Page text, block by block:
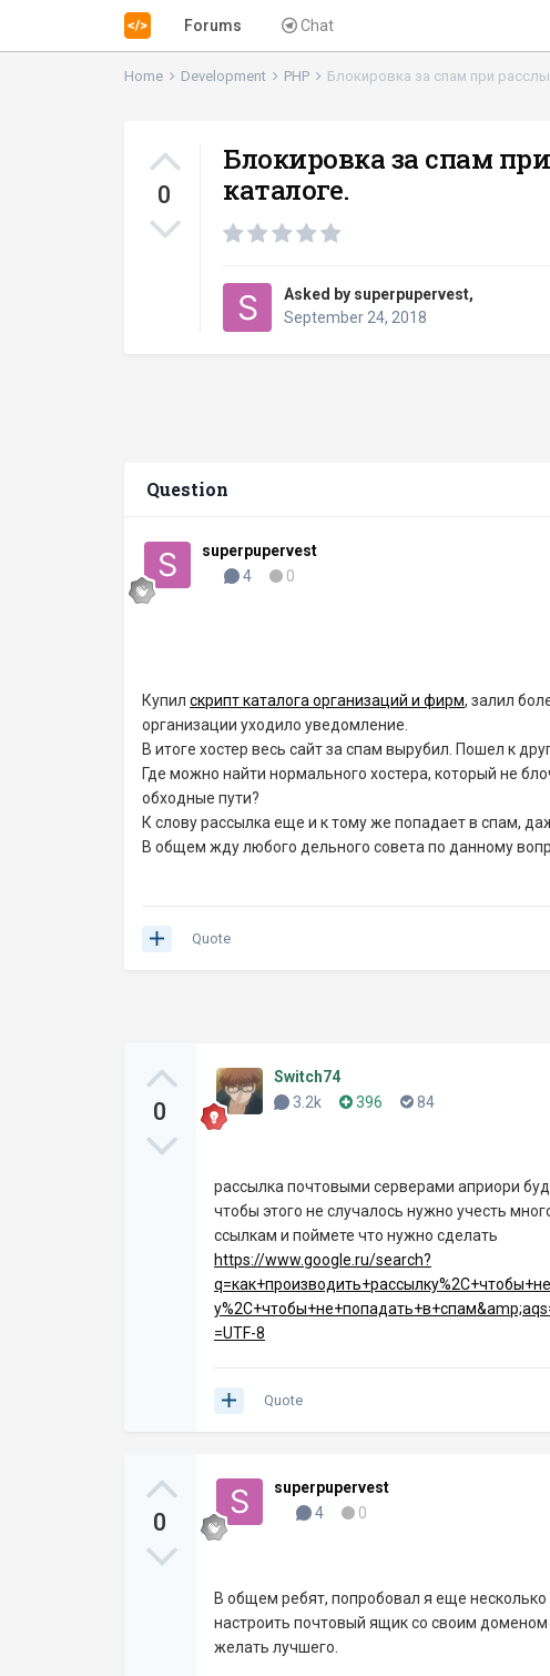
Forums Chat
Home Development PHP Блокировка за спам при
0
Блокировка за спам
каталоге.
Asked by superpupervest,
September 24, 2018
Question
superpupervest
4
0
Купил скрипт каталога организаций и фирм, залил
организации уходило уведомление.
В итоге хостер весь сайт за спам вырубил. Пошел к
Где можно найти нормального хостера, который не
обходные пути?
К слову рассылка еще и к тому же попадает в спам,
В общем жду любого дельного совета по данному
Quote
0
Switch74
3.2k
396 84
рассылка почтовыми серверами априори
чтобы этого не случалось нужно учесть
ссылкам и поймете что нужно сделать
https://www.google.ru/search?
=UTF-8
Quote
0
superpupervest
4
0
В общем ребят, попробовал я еще несколько
настроить почтовый ящик со своим доменом
желать лучшего.